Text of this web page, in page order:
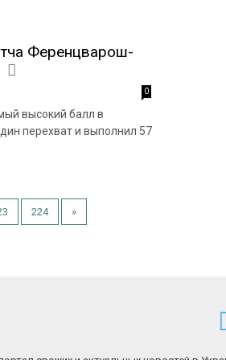
Ференцварош-
0
высокий балл в
перехват и выполнил 57
224 »